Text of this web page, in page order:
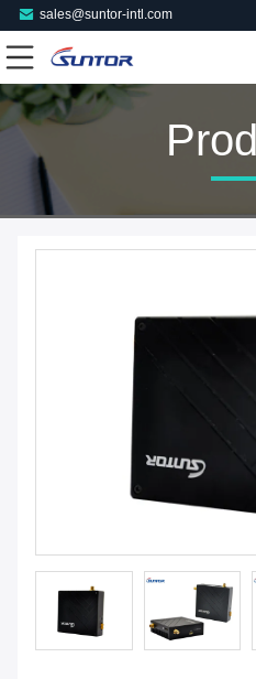
sales@suntor-intl.com